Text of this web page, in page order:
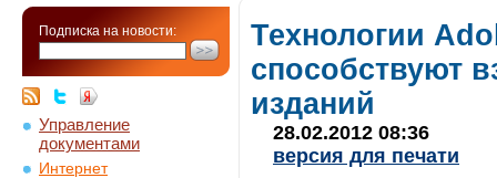
Подписка на новости:
Управление
документами
Интернет
Технологии
способствуют
изданий
28.02.2012 08:36
версия для печати